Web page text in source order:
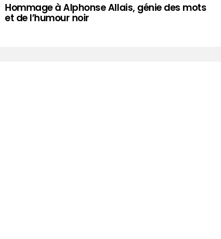
Hommage à Alphonse Allais, génie des mots
et de l’humour noir